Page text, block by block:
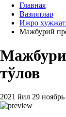
Главная
Вазиятлар
Ижро
Мажбурий
тўлов
2021 йил 29 ноябрь